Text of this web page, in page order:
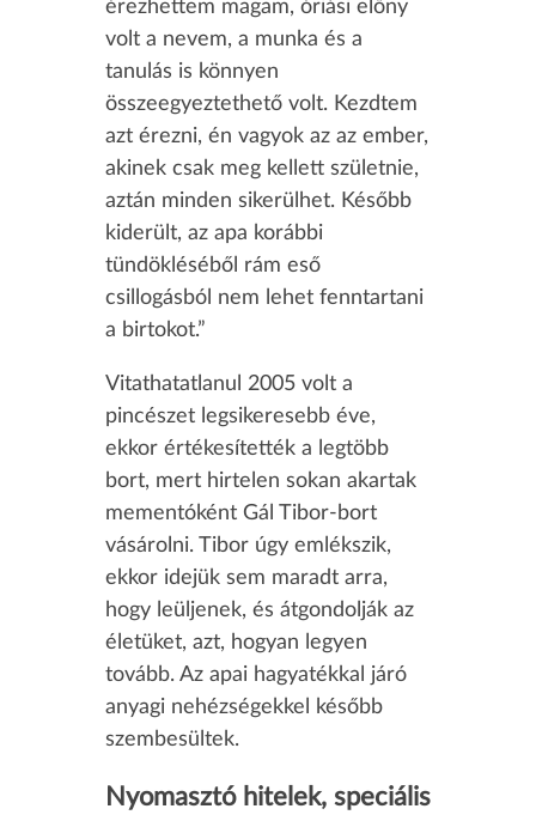
érezhettem magam, óriási előny
volt a nevem, a munka és a
tanulás is könnyen
összeegyeztethető volt. Kezdtem
azt érezni, én vagyok az az ember,
akinek csak meg kellett születnie,
aztán minden sikerülhet. Később
kiderült, az apa korábbi
tündökléséből rám eső
csillogásból nem lehet fenntartani
a birtokot.”
Vitathatatlanul 2005 volt a
pincészet legsikeresebb éve,
ekkor értékesítették a legtöbb
bort, mert hirtelen sokan akartak
mementóként Gál Tibor-bort
vásárolni. Tibor úgy emlékszik,
ekkor idejük sem maradt arra,
hogy leüljenek, és átgondolják az
életüket, azt, hogyan legyen
tovább. Az apai hagyatékkal járó
anyagi nehézségekkel később
szembesültek.
Nyomasztó hitelek, speciális